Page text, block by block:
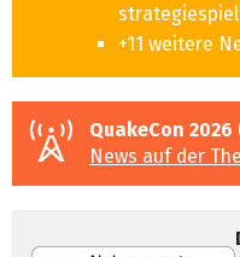
strategiespiel
+11 weitere
QuakeCon 2026
News auf der